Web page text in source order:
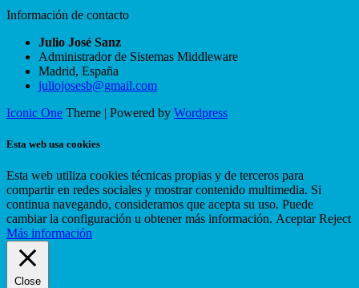
Información de contacto
Julio José Sanz
Administrador de Sistemas Middleware
Madrid, España
juliojosesb@gmail.com
Iconic One Theme | Powered by Wordpress
Esta web usa cookies
Esta web utiliza cookies técnicas propias y de terceros para
compartir en redes sociales y mostrar contenido multimedia. Si
continua navegando, consideramos que acepta su uso. Puede
cambiar la configuración u obtener más información. Aceptar Reject
Más información
Close